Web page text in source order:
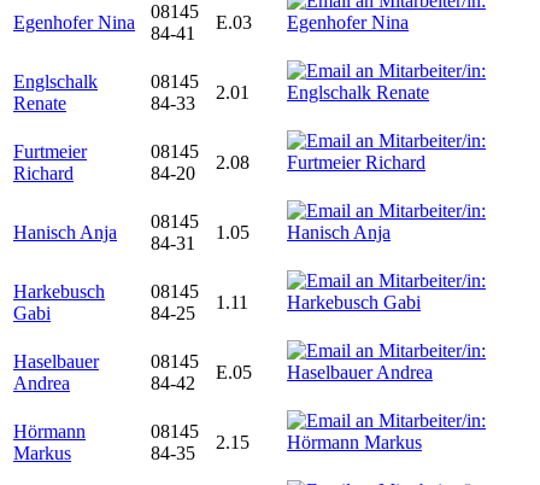
Egenhofer Nina
08145
84-41
E.03
Englschalk
Renate
08145
84-33
2.01
Furtmeier
Richard
08145
84-20
2.08
Hanisch Anja
08145
84-31
1.05
Harkebusch
Gabi
08145
84-25
1.11
Haselbauer
Andrea
08145
84-42
E.05
Hörmann
Markus
08145
84-35
2.15